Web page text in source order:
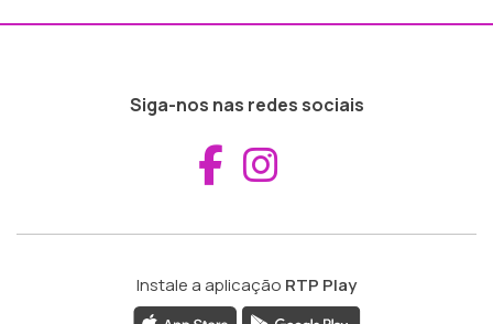
Siga-nos nas redes sociais
Aceder ao
Instale a aplicação RTP Play